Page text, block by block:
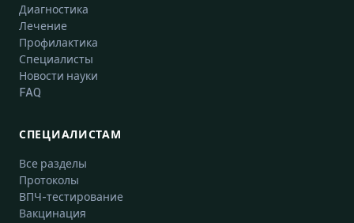
Диагностика
Лечение
Профилактика
Специалисты
Новости науки
FAQ
СПЕЦИАЛИСТАМ
Все разделы
Протоколы
ВПЧ-тестирование
Вакцинация